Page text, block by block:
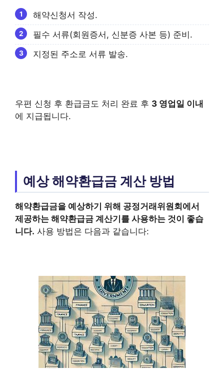
해약신청서 작성.
필수 서류(회원증서, 신분증 사본 등) 준비.
지정된 주소로 서류 발송.
우편 신청 후 환급금도 처리 완료 후 3 영업일 이내
에 지급됩니다.
예상 해약환급금 계산 방법
해약환급금을 예상하기 위해 공정거래위원회에서
제공하는 해약환급금 계산기를 사용하는 것이 좋습
니다. 사용 방법은 다음과 같습니다: